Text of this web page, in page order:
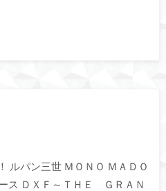
ルパン三世 ＭＯＮＯ ＭＡＤＯ
ス ＤＸＦ～ＴＨＥ ＧＲＡＮ